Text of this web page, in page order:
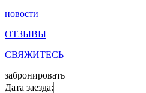
новости
ОТЗЫВЫ
СВЯЖИТЕСЬ
забронировать
Дата заезда: